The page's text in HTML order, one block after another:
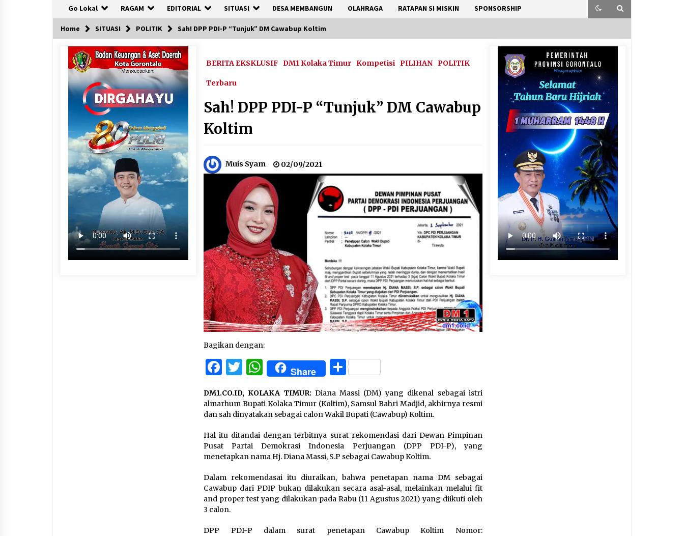
Go Lokal RAGAM EDITORIAL SITUASI DESA MEMBANGUN OLAHRAGA RATAPAN SI MISKIN SPONSORSHIP
Home SITUASI POLITIK Sah! DPP PDI-P “Tunjuk” DM Cawabup Koltim
BERITA EKSKLUSIF DM1 Kolaka Timur Kompetisi PILIHAN POLITIK
Terbaru
Sah! DPP PDI-P “Tunjuk” DM Cawabup
Koltim
Muis Syam 02/09/2021
Bagikan dengan:
Facebook
Twitter
WhatsApp
Share Share
DM1.CO.ID, KOLAKA TIMUR: Diana Massi (DM) yang dikenal sebagai istri
almarhum Bupati Kolaka Timur (Koltim), Samsul Bahri Madjid, akhirnya resmi
dan sah dinyatakan sebagai calon Wakil Bupati (Cawabup) Koltim.
Hal itu ditandai dengan terbitnya surat rekomendasi dari Dewan Pimpinan
Pusat Partai Demokrasi Indonesia Perjuangan (DPP PDI-P), yang
menetapkan nama Hj. Diana Massi, S.P sebagai Cawabup Koltim.
Dalam rekomendasai itu diuraikan, bahwa penetapan nama DM sebagai
Cawabup dari PDIP bukan dilakukan secara asal-asal, melainkan melalui fit
and proper test yang dilakukan pada Rabu (11 Agustus 2021) yang diikuti oleh
3 calon.
DPP PDI-P dalam surat penetapan Cawabup Koltim Nomor: